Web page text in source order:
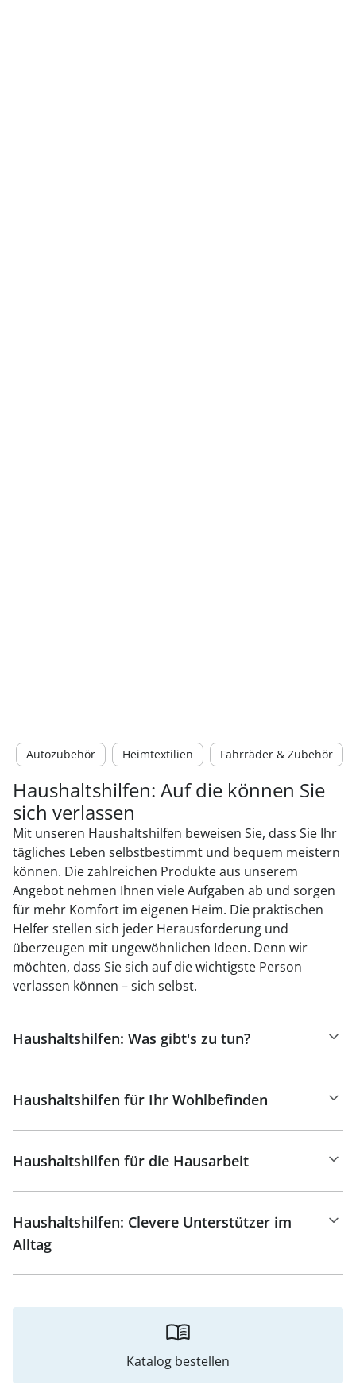
Autozubehör Heimtextilien Fahrräder & Zubehör
Haushaltshilfen: Auf die können Sie
sich verlassen
Mit unseren Haushaltshilfen beweisen Sie, dass Sie Ihr
tägliches Leben selbstbestimmt und bequem meistern
können. Die zahlreichen Produkte aus unserem
Angebot nehmen Ihnen viele Aufgaben ab und sorgen
für mehr Komfort im eigenen Heim. Die praktischen
Helfer stellen sich jeder Herausforderung und
überzeugen mit ungewöhnlichen Ideen. Denn wir
möchten, dass Sie sich auf die wichtigste Person
verlassen können – sich selbst.
Haushaltshilfen: Was gibt's zu tun?
Haushaltshilfen für Ihr Wohlbefinden
Haushaltshilfen für die Hausarbeit
Haushaltshilfen: Clevere Unterstützer im
Alltag
Katalog bestellen